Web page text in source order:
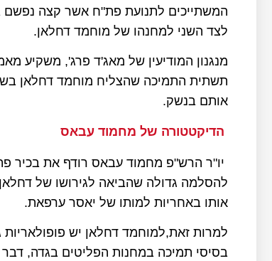
המשתייכים לתנועת פת"ח אשר קצה
לצד השני למחנהו של מוחמד דחלאן.
מנגנון המודיעין של מאג'ד פרג', משקיע
תשתית התמיכה שהצליח מוחמד דחלאן
אותם בנשק.
הדיקטטורה של מחמוד עבאס
להסלמה גדולה שהביאה לגירושו של
אותו באחריות למותו של יאסר ערפאת.
למרות זאת,למוחמד דחלאן יש
בסיסי תמיכה במחנות הפליטים בגדה,